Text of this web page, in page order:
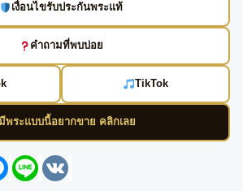
เงื่อนไขรับประกันพระแท้
คำถามที่พบบ่อย
TikTok
มีพระแบบนี้อยากขาย คลิกเลย
Messenger
Line